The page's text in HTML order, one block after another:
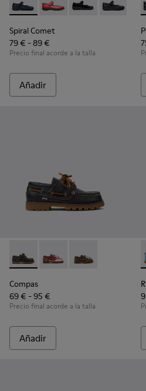
Spiral Comet - 80356-031 -
Spiral Comet - 80356-
Spiral Comet -
Spiral
Spiral Comet
79 € - 89 €
Precio final acorde a la talla
Añadir
Compas - K800416-001 -
Compas - K800416-008
Compas -
Compas
69 € - 95 €
Precio final acorde a la talla
Añadir